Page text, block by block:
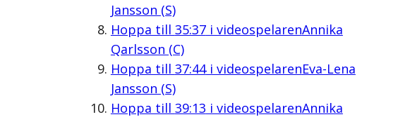
Jansson (S)
Hoppa till 35:37i videospelarenAnnika
Qarlsson (C)
Hoppa till 37:44i videospelarenEva-Lena
Jansson (S)
Hoppa till 39:13 i videospelarenAnnika